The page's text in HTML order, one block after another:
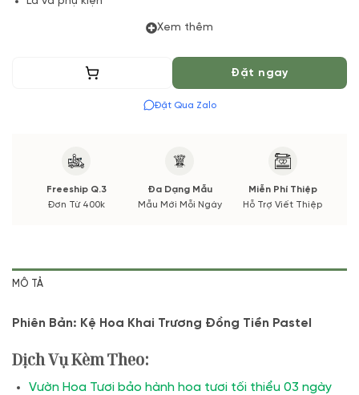
(*) Vườn Hoa Tươi đảm bảo phong cách cắm, tone màu sắc.
báo đến Quý khách hàng xác nhận trước khi cắm hay bó.
Xem thêm
Thêm vào giỏ Đặt ngay
Đặt Qua Zalo
Freeship Q.3
Đơn Từ 400k
Đa Dạng Mẫu
Mẫu Mới Mỗi Ngày
Miễn Phí Thiệp
Hỗ Trợ Viết Thiệp
MÔ TẢ
Phiên Bản: Kệ Hoa Khai Trương Đồng Tiền Pastel
Dịch Vụ Kèm Theo:
Vườn Hoa Tươi bảo hành hoa tươi tối thiểu 03 ngày